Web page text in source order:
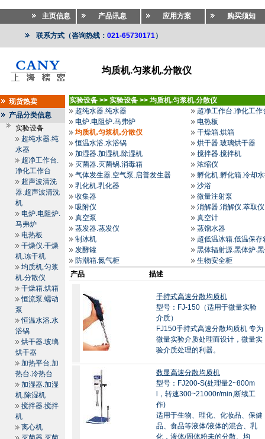
主页信息 产品讯息 应用方案 购买须知
联系方式（咨询热线： 021-65730171）
均质机.匀浆机.分散仪
现货热卖
产品分类信息
实验设备
超纯水器.纯
水器
超净工作台.
净化工作台
超声波清洗
器.超声波清洗
机
电炉.电阻炉.
马弗炉
电热板
干燥仪.干燥
机.冻干机
均质机.匀浆
机.分散仪
干燥箱.烘箱
恒流泵.蠕动
泵
恒温水浴.水
浴锅
烘干器.玻璃
烘干器
加热平台.加
热台.冷热台
加湿器.加湿
机.除湿机
搅拌器.搅拌
机
离心机
实验设备 >> 实验设备 >> 均质机.匀浆机.分散仪
超纯水器.纯水器
超净工作台.净化工作
电炉.电阻炉.马弗炉
电热板
均质机.匀浆机.分散仪
干燥箱.烘箱
恒温水浴.水浴锅
烘干器.玻璃烘干器
加湿器.加湿机.除湿机
搅拌器.搅拌机
灭菌器.灭菌锅.消毒箱
浓缩仪
气体发生器.空气泵.启普发生器
孵化机.孵化箱.冷却
乳化机.乳化器
沙浴
收集器
微量注射泵
吸附仪
消解器.消解仪.萃取仪
真空泵
真空计
蒸发器.蒸发仪
蒸馏水器
制冰机
超低温冰箱.低温保
发酵罐
黑体辐射源.黑体炉.
防潮箱.氮气柜
生物安全柜
产品
描述
手持式高速分散均质机
型号：FJ-150（适用于微量实验
介质）
FJ150手持式高速分散均质机 专为
微量实验介质处理而设计，微量实
验介质处理的利器。
数显高速分散均质机
型号：FJ200-S(处理量2~800m
l，转速300~21000r/min,断续工
作)
适用于生物、理化、化妆品、保健
品、食品等液体/液体的混合、乳
化，液体/固体粉未的分散、均